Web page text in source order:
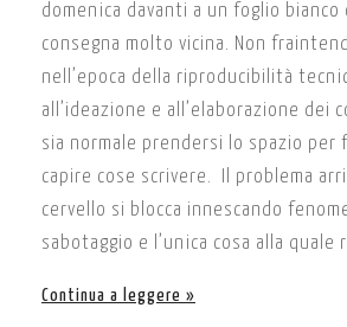
domenica davanti a un foglio bianco
consegna molto vicina. Non
nell’epoca della riproducibilità
all’ideazione e all’elaborazione dei
sia normale prendersi lo spazio per
capire cose scrivere. Il problema
cervello si blocca innescando
sabotaggio e l’unica cosa alla quale
Continua a leggere